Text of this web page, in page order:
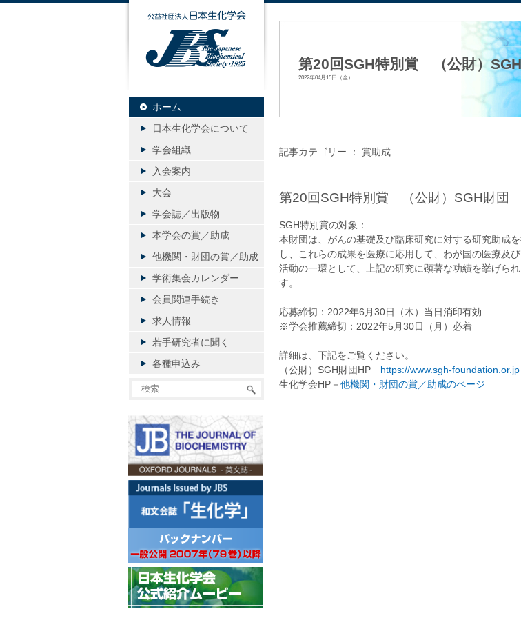
第20回SGH特別賞 （公財）
2022年04月15日（金）
記事カテゴリー ： 賞助成
第20回SGH特別賞 （公財）SGH財団
SGH特別賞の対象：
本財団は、がんの基礎及び臨床研究に対する研究助成
し、これらの成果を医療に応用して、わが国の医療及
活動の一環として、上記の研究に顕著な功績を挙げら
す。
応募締切：2022年6月30日（木）当日消印有効
※学会推薦締切：2022年5月30日（月）必着
詳細は、下記をご覧ください。
（公財）SGH財団HP https://www.sgh-foundation.or.jp
生化学会HP－ 他機関・財団の賞／助成のページ
公益社団法人日本生化学会
ホーム
日本生化学会について
学会組織
入会案内
大会
学会誌／出版物
本学会の賞／助成
他機関・財団の賞／助成
学術集会カレンダー
会員関連手続き
求人情報
若手研究者に聞く
各種申込み